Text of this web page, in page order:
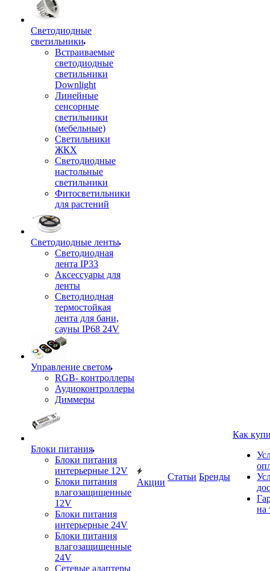
Светодиодные
светильники
Встраиваемые
светодиодные
светильники
Downlight
Линейные
сенсорные
светильники
(мебельные)
Светильники
ЖКХ
Светодиодные
настольные
светильники
Фитосветильники
для растений
Светодиодные ленты
Светодиодная
лента IP33
Аксессуары для
ленты
Светодиодная
термостойкая
лента для бани,
сауны IP68 24V
Управление светом
RGB- контроллеры
Аудиоконтроллеры
Диммеры
Блоки питания
Блоки питания
интерьерные 12V
Блоки питания
влагозащищенные
12V
Блоки питания
интерьерные 24V
Блоки питания
влагозащищенные
24V
Сетевые адаптеры
Акции
Статьи Бренды
Как
на